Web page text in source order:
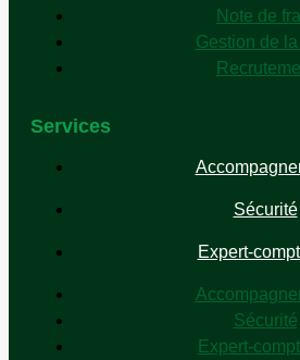
Note de
Gestion de
Services
Sécurité
Expert-
Sécurité
Expert-